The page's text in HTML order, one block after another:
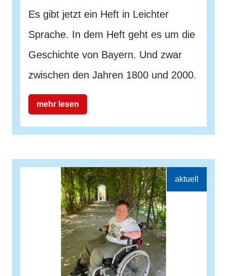
Es gibt jetzt ein Heft in Leichter
Sprache. In dem Heft geht es um die
Geschichte von Bayern. Und zwar
zwischen den Jahren 1800 und 2000.
mehr lesen